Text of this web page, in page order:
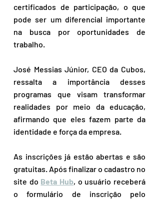
certificados de participação, o que
pode ser um diferencial importante
na busca por oportunidades de
trabalho.
José Messias Júnior, CEO da Cubos,
ressalta a importância desses
programas que visam transformar
realidades por meio da educação,
afirmando que eles fazem parte da
identidade e força da empresa.
As inscrições já estão abertas e são
gratuitas. Após finalizar o cadastro no
site do Beta Hub, o usuário receberá
o formulário de inscrição pelo